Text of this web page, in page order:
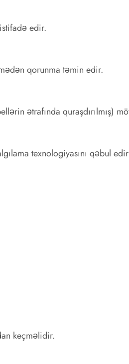
edir.
qorunma təmin edir.
ətrafında quraşdırılmış)
texnologiyasını qəbul
keçməlidir.